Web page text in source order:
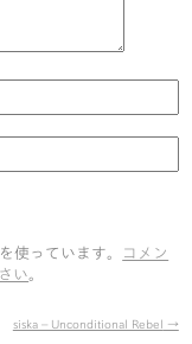
使っています。
コメン
い。
siska – Unconditional Rebel →